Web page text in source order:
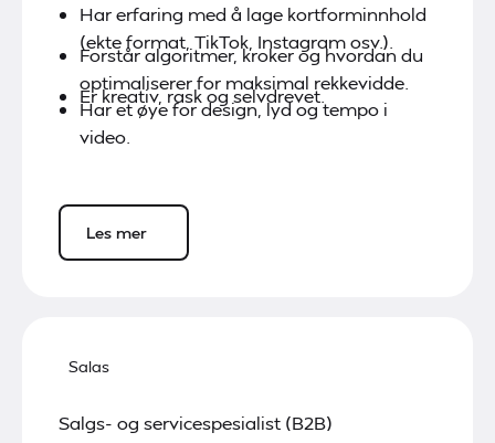
Har erfaring med å lage kortforminnhold
(ekte format, TikTok, Instagram osv.).
Forstår algoritmer, kroker og hvordan du
optimaliserer for maksimal rekkevidde.
Er kreativ, rask og selvdrevet.
Har et øye for design, lyd og tempo i
video.
Les mer
Salas
Salgs- og servicespesialist (B2B)